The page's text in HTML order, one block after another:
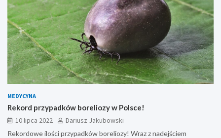
MEDYCYNA
Rekord przypadków boreliozy w Polsce!
10 lipca 2022
Dariusz Jakubowski
Rekordowe ilości przypadków boreliozy! Wraz z nadejściem